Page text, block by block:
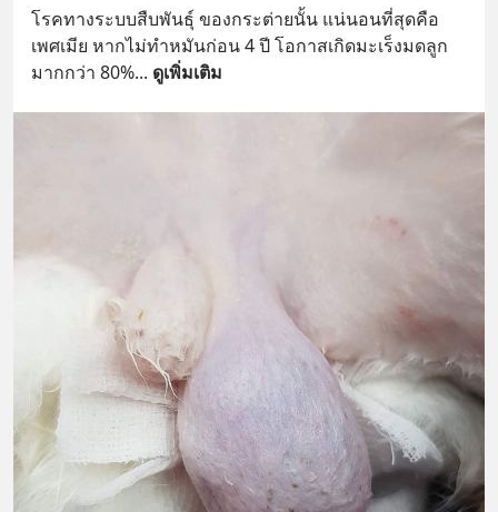
โรคทางระบบสืบพันธุ์ ของกระต่ายนั้น แน่นอนที่สุดคือ
เพศเมีย หากไม่ทำหมันก่อน 4 ปี โอกาสเกิดมะเร็งมดลูก
มากกว่า 80%... ดูเพิ่มเติม